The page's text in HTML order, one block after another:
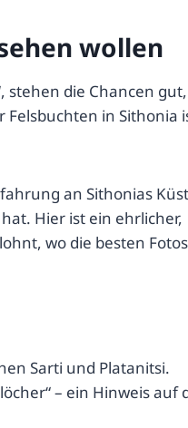
wollen
stehen die Chancen
in Sithonia
an Sithonias
Hier ist ein ehrlicher,
wo die besten
Sarti und Platanitsi.
– ein Hinweis auf